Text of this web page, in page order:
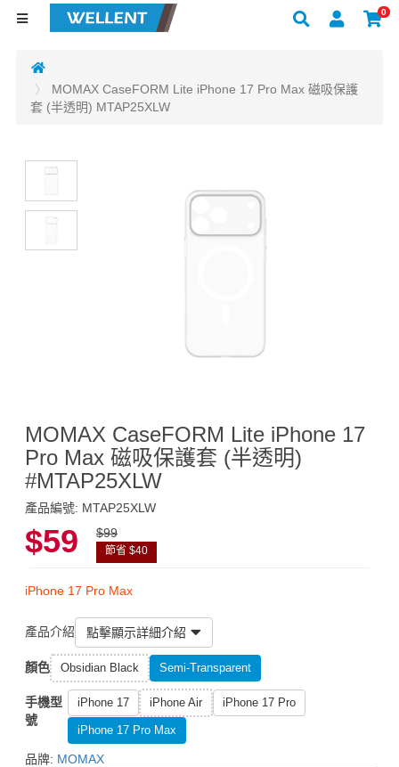
0
MOMAX CaseFORM Lite iPhone 17 Pro Max 磁吸保護
套 (半透明) MTAP25XLW
MOMAX CaseFORM Lite iPhone 17
Pro Max 磁吸保護套 (半透明)
#MTAP25XLW
產品編號: MTAP25XLW
$59 $99
節省 $40
iPhone 17 Pro Max
產品介紹 點擊顯示詳細介紹
顏色 Obsidian Black Semi-Transparent
手機型
號
iPhone 17 iPhone Air iPhone 17 Pro
iPhone 17 Pro Max
品牌: MOMAX